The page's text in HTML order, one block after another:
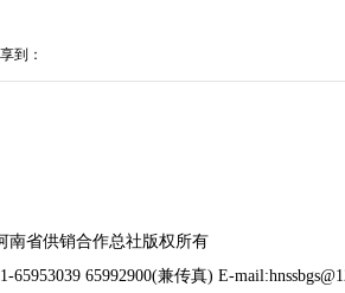
到：
南省供销合作总社版权所有
65953039 65992900(兼传真) E-